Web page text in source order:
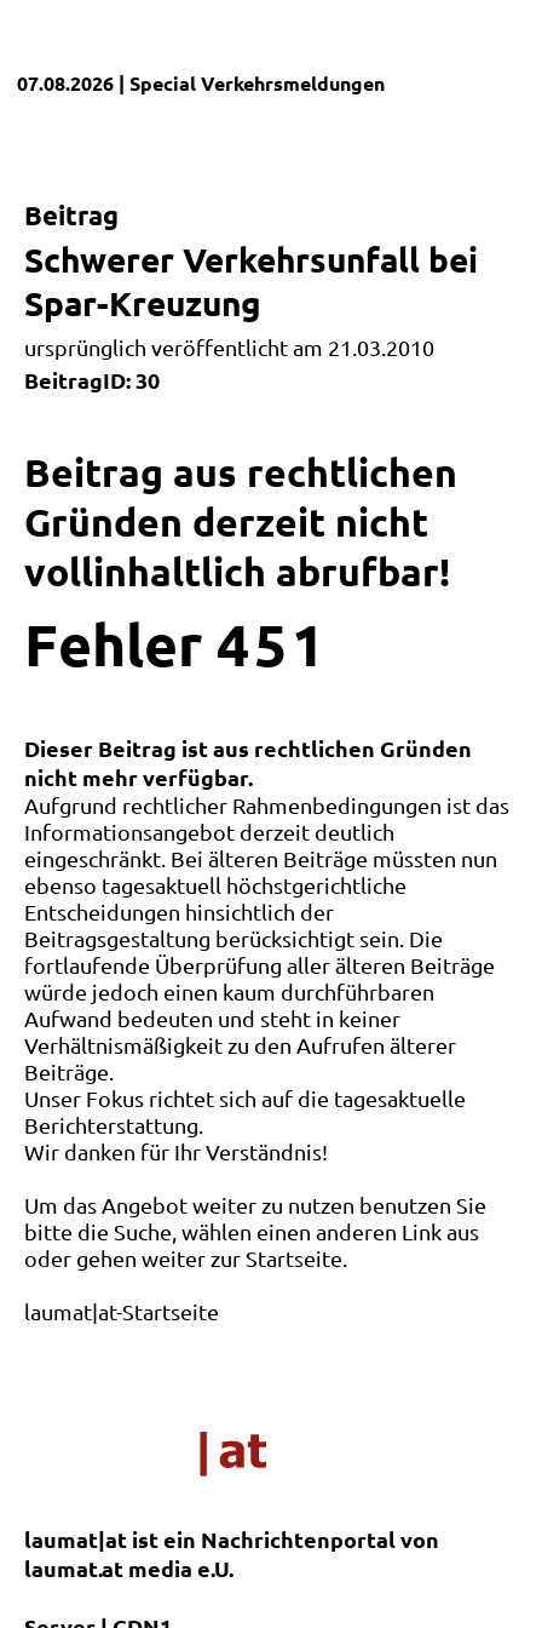
07.08.2026 | SpecialVerkehrsmeldungen
Beitrag
Schwerer Verkehrsunfall bei
Spar-Kreuzung
ursprünglich veröffentlicht am 21.03.2010
BeitragID: 30
Beitrag aus rechtlichen
Gründen derzeit nicht
vollinhaltlich abrufbar!
Fehler 4 5 1
Dieser Beitrag ist aus rechtlichen Gründen
nicht mehr verfügbar.
Aufgrund rechtlicher Rahmenbedingungen ist das
Informationsangebot derzeit deutlich
eingeschränkt. Bei älteren Beiträge müssten nun
ebenso tagesaktuell höchstgerichtliche
Entscheidungen hinsichtlich der
Beitragsgestaltung berücksichtigt sein. Die
fortlaufende Überprüfung aller älteren Beiträge
würde jedoch einen kaum durchführbaren
Aufwand bedeuten und steht in keiner
Verhältnismäßigkeit zu den Aufrufen älterer
Beiträge.
Unser Fokus richtet sich auf die tagesaktuelle
Berichterstattung.
Wir danken für Ihr Verständnis!
Um das Angebot weiter zu nutzen benutzen Sie
bitte die Suche, wählen einen anderen Link aus
oder gehen weiter zur Startseite.
laumat|at-Startseite
laumat|at ist ein Nachrichtenportal von
laumat.at media e.U.